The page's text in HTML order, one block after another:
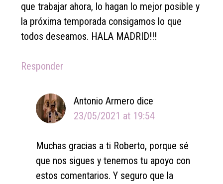
que trabajar ahora, lo hagan lo mejor posible y
la próxima temporada consigamos lo que
todos deseamos. HALA MADRID!!!
Responder
Antonio Armero dice
23/05/2021 at 19:54
Muchas gracias a ti Roberto, porque sé
que nos sigues y tenemos tu apoyo con
estos comentarios. Y seguro que la